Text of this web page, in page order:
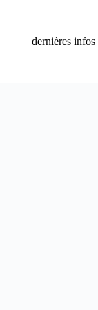
dernières infos